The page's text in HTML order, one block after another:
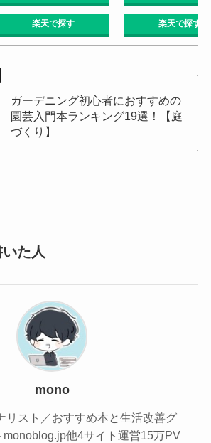
楽天で探す 楽天で探す
ガーデニング初心者におすすめの
園芸入門本ランキング19選！【庭
づくり】
た人
mono
リスト／おすすめ本と生活改善グ
monoblog.jp他4サイト運営15万PV